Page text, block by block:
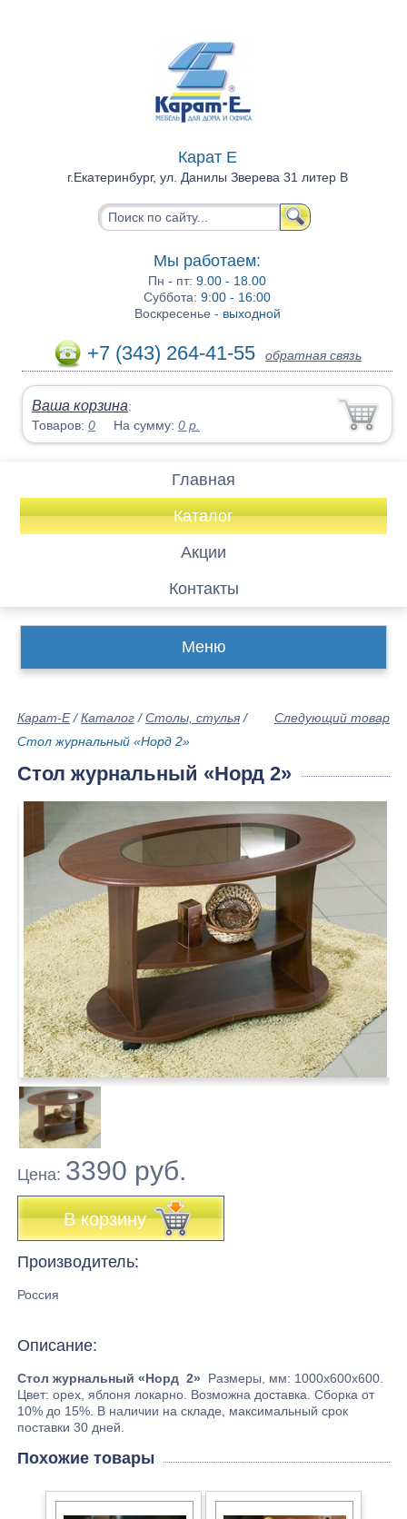
Карат Е
г.Екатеринбург, ул. Данилы Зверева 31 литер В
Мы работаем:
Пн - пт:9.00 - 18.00
Суббота:9:00 - 16:00
Воскресенье - выходной
+7 (343) 264-41-55 обратная связь
Ваша корзина:
Товаров:0 На сумму:0 р.
Главная
Каталог
Акции
Контакты
Меню
Следующий товар
Карат-Е/Каталог /Столы, стулья /
Стол журнальный «Норд 2»
Стол журнальный «Норд 2»
Цена: 3390 руб.
В корзину
Производитель:
Россия
Описание:
Стол журнальный «Норд 2» Размеры, мм: 1000х600х600.
Цвет: орех, яблоня локарно. Возможна доставка. Сборка от
10% до 15%. В наличии на складе, максимальный срок
поставки 30 дней.
Похожие товары